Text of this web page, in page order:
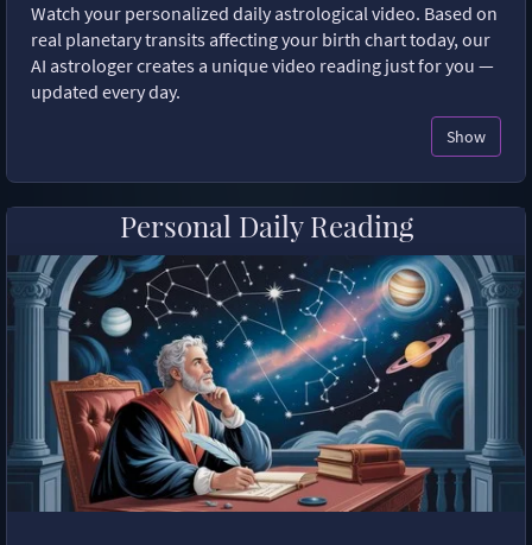
Watch your personalized daily astrological video. Based on
real planetary transits affecting your birth chart today, our
AI astrologer creates a unique video reading just for you —
updated every day.
Show
Personal Daily Reading